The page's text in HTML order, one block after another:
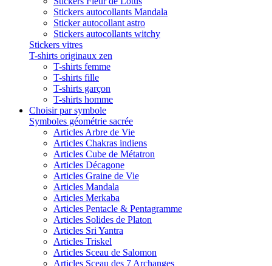
Stickers autocollants Mandala
Sticker autocollant astro
Stickers autocollants witchy
Stickers vitres
T-shirts originaux zen
T-shirts femme
T-shirts fille
T-shirts garçon
T-shirts homme
Choisir par symbole
Symboles géométrie sacrée
Articles Arbre de Vie
Articles Chakras indiens
Articles Cube de Métatron
Articles Décagone
Articles Graine de Vie
Articles Mandala
Articles Merkaba
Articles Pentacle & Pentagramme
Articles Solides de Platon
Articles Sri Yantra
Articles Triskel
Articles Sceau de Salomon
Articles Sceau des 7 Archanges